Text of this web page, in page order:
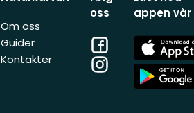
Om oss
Guider
Kontakter
oss
Facebook
Instagram
appen vår
App
Store
App
Store